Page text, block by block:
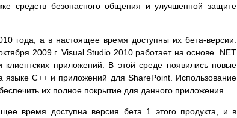
средств безопасного общения и улучшенной защите
года, а в настоящее время доступны их бета-версии.
2009 г. Visual Studio 2010 работает на основе .NET
приложений. В этой среде появились новые
языке C++ и приложений для SharePoint. Использование
их полное покрытие для данного приложения.
время доступна версия бета 1 этого продукта, и в